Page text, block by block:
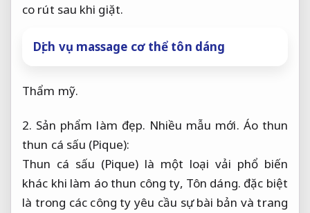
co rút sau khi giặt.
Dịch vụ massage cơ thể tôn dáng
Thẩm mỹ.
2. Sản phẩm làm đẹp. Nhiều mẫu mới. Áo thun
thun cá sấu (Pique):
Thun cá sấu (Pique) là một loại vải phổ biến
khác khi làm áo thun công ty, Tôn dáng. đặc biệt
là trong các công ty yêu cầu sự bài bản và trang